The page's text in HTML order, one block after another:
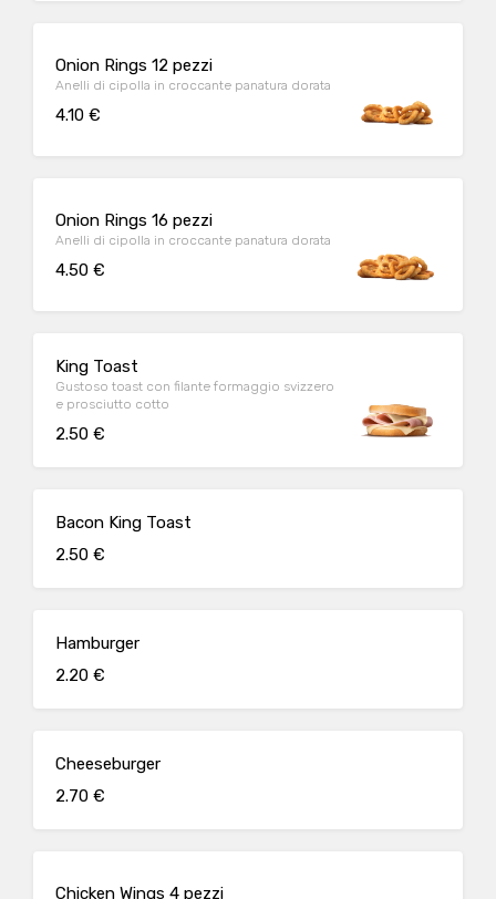
Onion Rings 12 pezzi
Anelli di cipolla in croccante panatura dorata
4.10 €
Onion Rings 16 pezzi
Anelli di cipolla in croccante panatura dorata
4.50 €
King Toast
Gustoso toast con filante formaggio svizzero
e prosciutto cotto
2.50 €
Bacon King Toast
2.50 €
Hamburger
2.20 €
Cheeseburger
2.70 €
Chicken Wings 4 pezzi